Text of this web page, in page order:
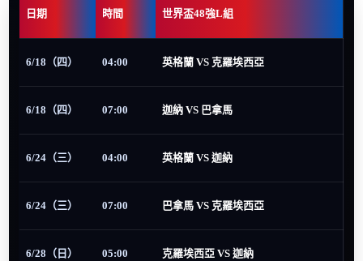
日期 時間 世界盃48強L組
6/18（四） 04:00 英格蘭 VS 克羅埃西亞
6/18（四） 07:00 迦納 VS 巴拿馬
6/24（三） 04:00 英格蘭 VS 迦納
6/24（三） 07:00 巴拿馬 VS 克羅埃西亞
6/28（日） 05:00 克羅埃西亞 VS 迦納